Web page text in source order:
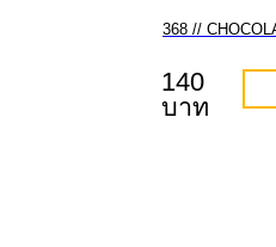
368 //
140
บาท